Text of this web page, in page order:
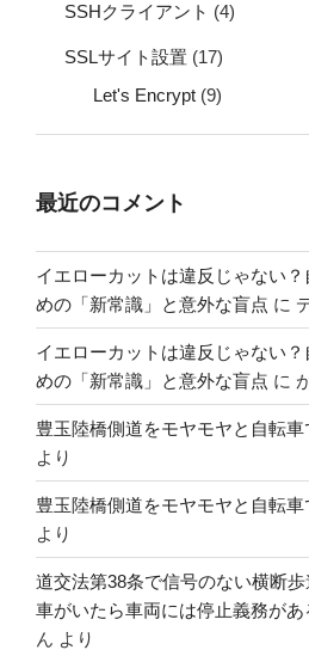
SSHクライアント (4)
SSLサイト設置 (17)
Let's Encrypt (9)
最近のコメント
イエローカットは違反じゃない
めの「新常識」と意外な盲点 に
イエローカットは違反じゃない
めの「新常識」と意外な盲点 に
豊玉陸橋側道をモヤモヤと自転車
より
豊玉陸橋側道をモヤモヤと自転車
より
道交法第38条で信号のない横断
車がいたら車両には停止義務が
ん より